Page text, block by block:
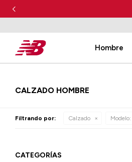
Hombre
CALZADO HOMBRE
Filtrando por: Calzado Modelo:
CATEGORÍAS